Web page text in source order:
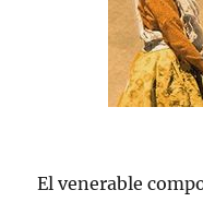
El venerable